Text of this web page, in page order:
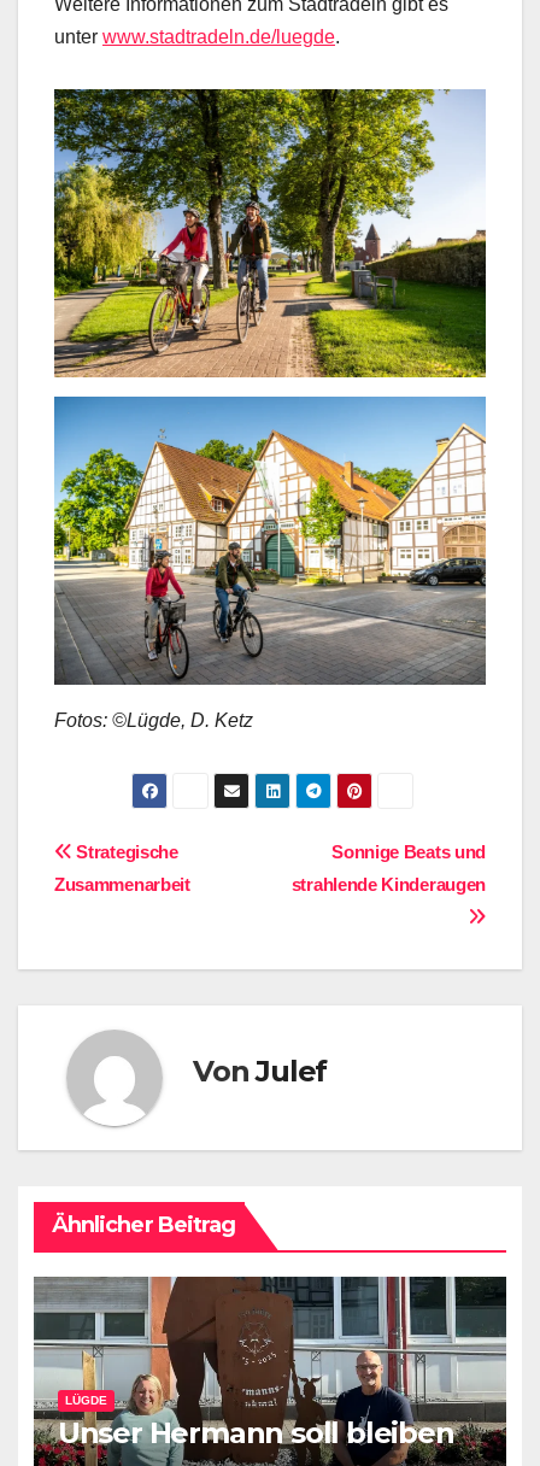
Weitere Informationen zum Stadtradeln gibt es
unter www.stadtradeln.de/luegde.
Fotos: ©Lügde, D. Ketz
BeitragsnavigationSonnige Beats und
strahlende Kinderaugen
Strategische
Zusammenarbeit
VonJulef
Ähnlicher Beitrag
LÜGDE
Unser Hermann soll bleiben